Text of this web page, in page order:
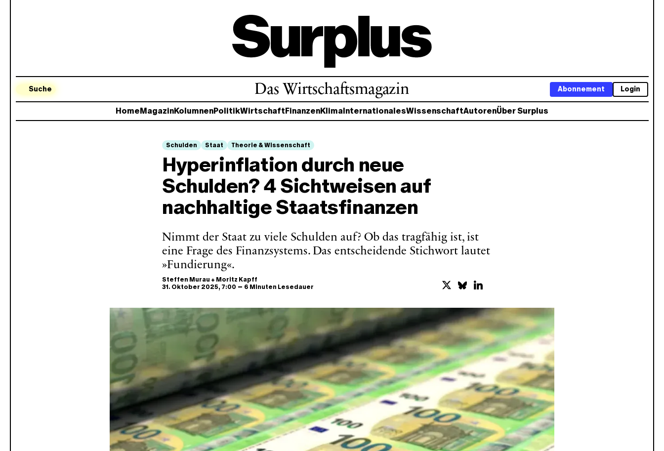
Suche Das Wirtschaftsmagazin Login
Abonnement
HomeMagazinKolumnenPolitikWirtschaftFinanzenKlimaInternationalesWissenschaftAutorenÜber Surplus
Schulden Staat Theorie & Wissenschaft
Hyperinflation durch neue
Schulden? 4 Sichtweisen auf
nachhaltige Staatsfinanzen
Nimmt der Staat zu viele Schulden auf? Ob das tragfähig ist, ist
eine Frage des Finanzsystems. Das entscheidende Stichwort lautet
»Fundierung«.
Steffen Murau + Moritz Kapff
31. Oktober 2025, 7:00 – 6 Minuten Lesedauer